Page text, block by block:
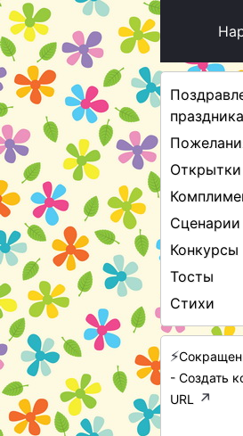
Открытки
Сценарии
Конкурсы
Тосты
Стихи
⚡
- Создать
URL
↗